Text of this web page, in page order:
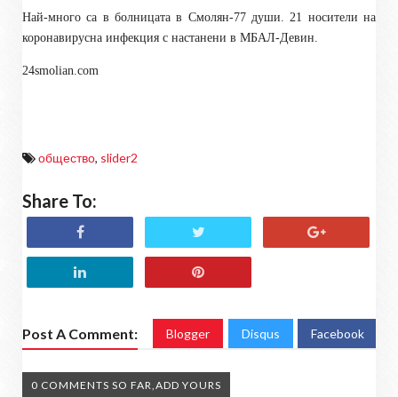
Най-много са в болницата в Смолян-77 души. 21 носители на
коронавирусна инфекция с настанени в МБАЛ-Девин.
24smolian.com
общество, slider2
Share To:
Post A Comment: Blogger Disqus Facebook
0 COMMENTS SO FAR,ADD YOURS